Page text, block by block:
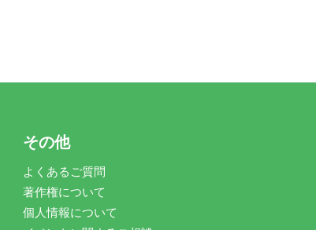
その他
よくあるご質問
著作権について
個人情報について